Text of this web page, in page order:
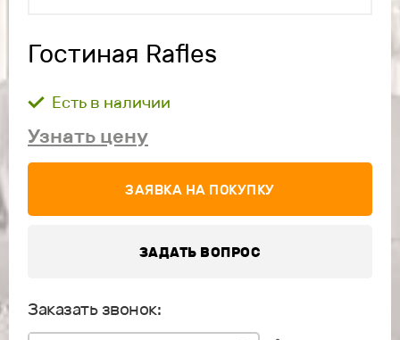
Гостиная Rafles
Есть в наличии
Узнать цену
ЗАЯВКА НА ПОКУПКУ
ЗАДАТЬ ВОПРОС
Заказать звонок: